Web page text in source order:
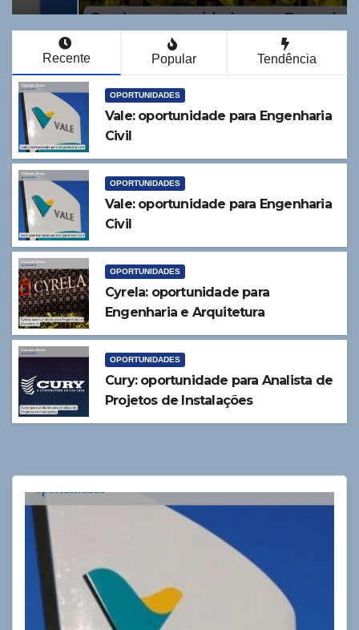
Recente Popular Tendência
OPORTUNIDADES
Vale: oportunidade para Engenharia
Civil
OPORTUNIDADES
Vale: oportunidade para Engenharia
Civil
OPORTUNIDADES
Cyrela: oportunidade para
Engenharia e Arquitetura
OPORTUNIDADES
Cury: oportunidade para Analista de
Projetos de Instalações